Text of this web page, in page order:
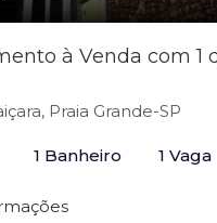
à Venda com 1
Praia Grande-SP
1 Banheiro 1 Vaga